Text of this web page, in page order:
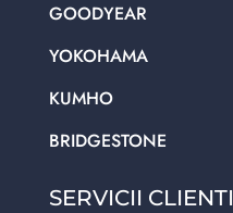
GOODYEAR
YOKOHAMA
KUMHO
BRIDGESTONE
SERVICII CLIENTI